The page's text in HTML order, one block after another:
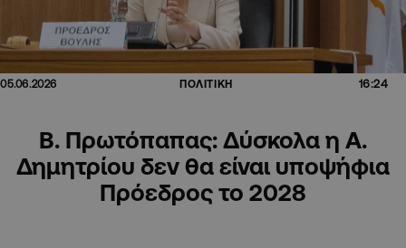
05.06.2026 ΠΟΛΙΤΙΚΗ 16:24
Β. Πρωτόπαπας: Δύσκολα η Α.
Δημητρίου δεν θα είναι υποψήφια
Πρόεδρος το 2028